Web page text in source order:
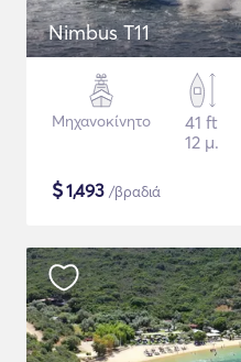
Nimbus T11
Μηχανοκίνητο
41 ft
12 μ.
$1,493 /βραδιά